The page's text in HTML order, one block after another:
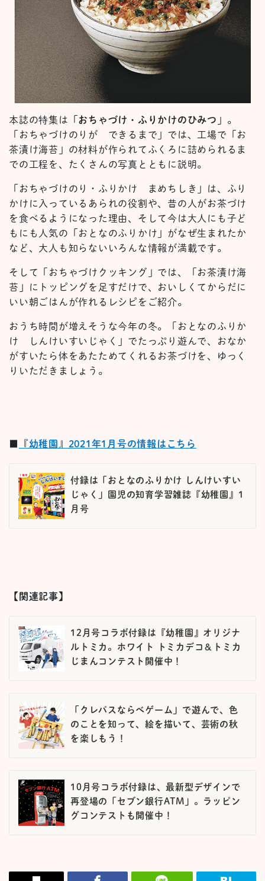
本誌の特集は「 おちゃづけ・ふりかけのひみつ 」。
「おちゃづけのりが できるまで」では、工場で「お
茶漬け海苔」の材料が作られてふくろに詰められるま
での工程を、たくさんの写真とともに説明。
「おちゃづけのり・ふりかけ まめちしき」は、ふり
かけに入っているあられの役割や、昔の人がお茶づけ
を食べるようになった理由、そして今は大人にも子ど
もにも人気の「おとなのふりかけ」がなぜ生まれたか
など、大人も知らないいろんな情報が満載です。
そして「おちゃづけクッキング」では、「お茶漬け海
苔」にトッピングを足すだけで、おいしくてからだに
いい朝ごはんが作れるレシピをご紹介。
おうち時間が増えそうな今年の冬。「おとなのふりか
け しんけいすいじゃく」でたっぷり遊んで、おなか
がすいたら体をあたためてくれるお茶づけを、ゆっく
りいただきましょう。
『幼稚園』2021年1月号の情報はこちら
付録は「おとなのふりかけ しんけいすい
じゃく」園児の知育学習雑誌『幼稚園』1
月号
【関連記事】
12月号コラボ付録は『幼稚園』オリジナ
ルトミカ。ホワイト トミカデコ＆トミカ
じまんコンテスト開催中！
「クレパスならべゲーム」で遊んで、色
のことを知って、絵を描いて、芸術の秋
を楽しもう！
10月号コラボ付録は、最新型デザインで
再登場の「セブン銀行ATM」。ラッピン
グコンテストも開催中！